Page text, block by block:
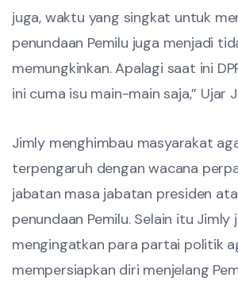
juga, waktu yang singkat untuk
penundaan Pemilu juga menjadi
memungkinkan. Apalagi saat ini
ini cuma isu main-main saja,” Ujar
Jimly menghimbau masyarakat
terpengaruh dengan wacana
jabatan masa jabatan presiden
penundaan Pemilu. Selain itu Jimly
mengingatkan para partai politik
mempersiapkan diri menjelang